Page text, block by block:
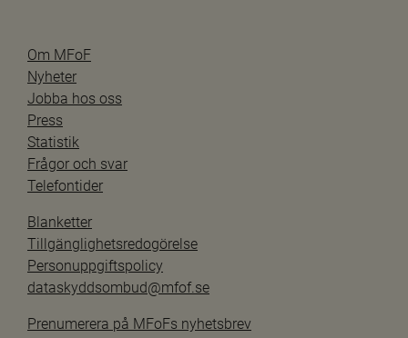
Om MFoF
Nyheter
Jobba hos oss
Press
Statistik
Frågor och svar
Telefontider
Blanketter
Tillgänglighetsredogörelse
Personuppgiftspolicy
dataskyddsombud@mfof.se
Prenumerera på MFoFs nyhetsbrev